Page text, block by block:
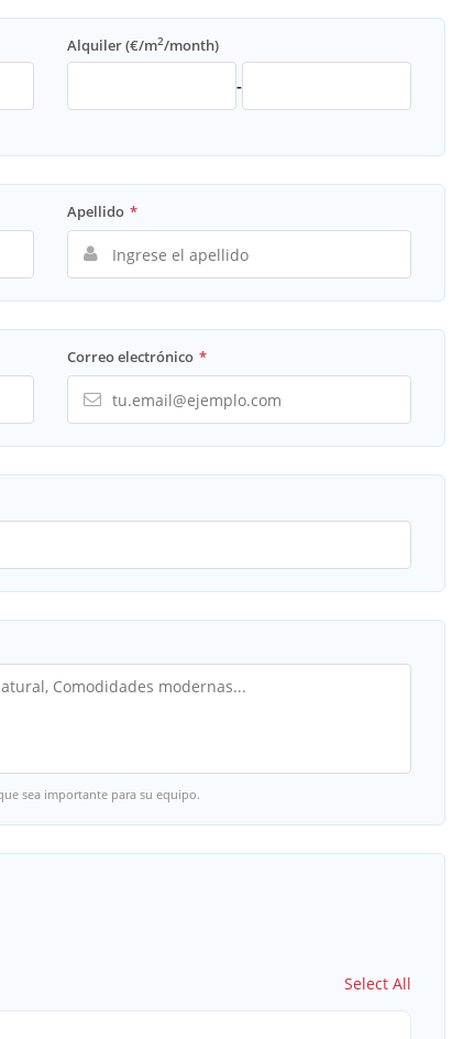
Alquiler (€/m2/month)
-
Apellido *
Correo electrónico *
sea importante para su equipo.
Select All